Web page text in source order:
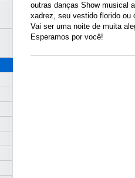
outras danças Show musical
xadrez, seu vestido florido ou
Vai ser uma noite de muita
Esperamos por você!